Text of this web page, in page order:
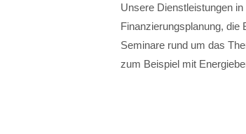
Unsere Dienstleistungen
Finanzierungsplanung, die
Seminare rund um das
zum Beispiel mit